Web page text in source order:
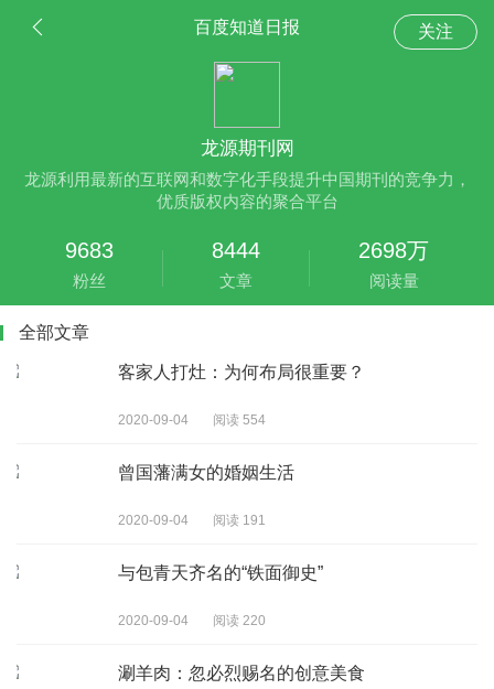
百度知道日报 关注
龙源期刊网
龙源利用最新的互联网和数字化手段提升中国期刊的竞争力，
优质版权内容的聚合平台
9683
粉丝
8444
文章
2698万
阅读量
全部文章
客家人打灶：为何布局很重要？
2020-09-04 阅读 554
曾国藩满女的婚姻生活
2020-09-04 阅读 191
与包青天齐名的“铁面御史”
2020-09-04 阅读 220
涮羊肉：忽必烈赐名的创意美食